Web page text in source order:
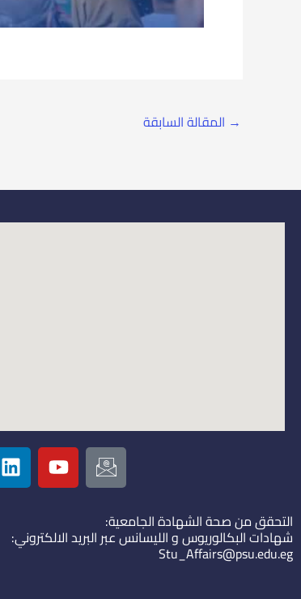
→ المقالة السابقة
I
c
o
-
e
Y
o
u
u
b
L
i
n
التحقق من صحة الشهادة الجامعية:
شهادات البكالوريوس و الليسانس عبر البريد الالكتروني:
Stu_Affairs@psu.edu.eg